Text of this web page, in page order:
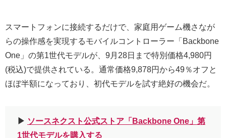
スマートフォンに接続するだけで、家庭用ゲーム機さなが
らの操作感を実現するモバイルコントローラー「Backbone
One」の第1世代モデルが、9月28日まで特別価格4,980円
(税込)で提供されている。通常価格9,878円から49％オフと
ほぼ半額になっており、初代モデルを試す絶好の機会だ。
▶︎ ソースネクスト公式ストア「Backbone One」第
1世代モデルを購入する